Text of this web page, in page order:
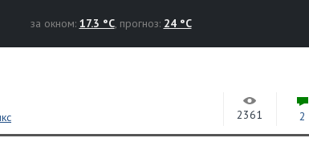
за окном: 17.3 °C, прогноз: 24 °C
2361 2